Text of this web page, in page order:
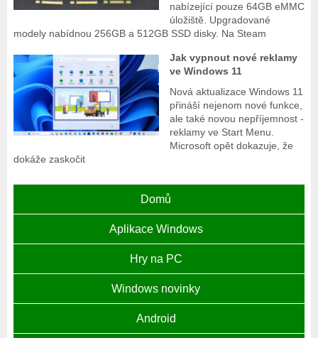
nabízející pouze 64GB eMMC
úložiště. Upgradované
modely nabídnou 256GB a 512GB SSD disky. Na Steam
Jak vypnout nové reklamy
ve Windows 11
Nová aktualizace Windows 11
přináší nejenom nové funkce,
ale také novou nepříjemnost -
reklamy ve Start Menu.
Microsoft opět dokazuje, že
dokáže zaskočit
Domů
Aplikace Windows
Hry na PC
Windows novinky
Android